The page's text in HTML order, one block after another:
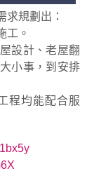
求規劃出：
工。
設計、老屋翻
小事，到安排
程均能配合服